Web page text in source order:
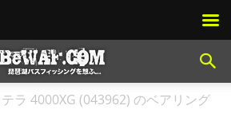
ラ 4000XG (043962) のベアリング